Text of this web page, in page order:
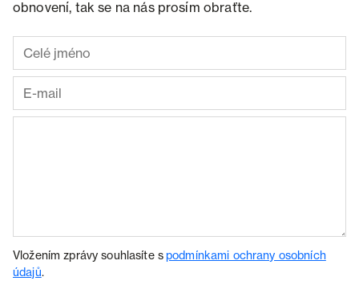
obnovení, tak se na nás prosím obraťte.
Vložením zprávy souhlasíte spodmínkami ochrany osobních
údajů.